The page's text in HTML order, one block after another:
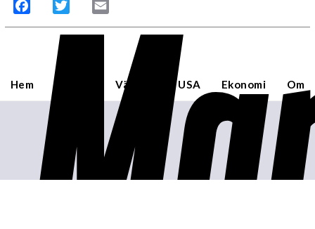
Facebook Twitter
Hem Världen USA Ekonomi Om